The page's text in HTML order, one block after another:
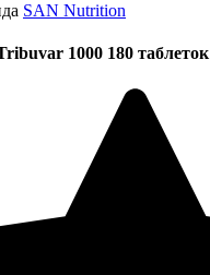
SAN Nutrition
1000 180 таблеток